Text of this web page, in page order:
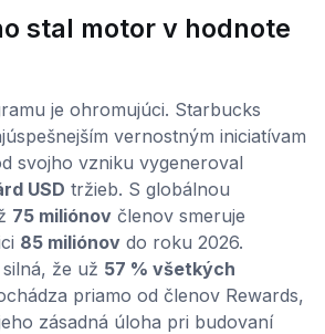
stal motor v hodnote
je ohromujúci. Starbucks
vernostným iniciatívam
svojho vzniku vygeneroval
USD tržieb. S globálnou
75 miliónov členov smeruje
85 miliónov do roku 2026.
že už 57 % všetkých
priamo od členov Rewards,
zásadná úloha pri budovaní